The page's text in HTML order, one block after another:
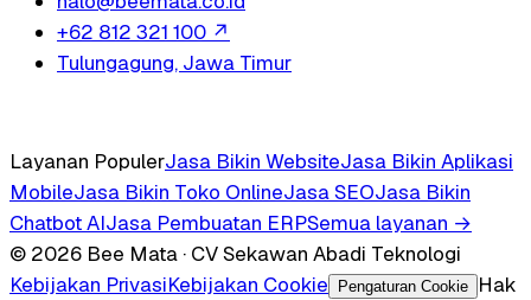
+62 812 321 100 ↗
Tulungagung, Jawa Timur
Layanan PopulerJasa Bikin WebsiteJasa Bikin Aplikasi
MobileJasa Bikin Toko OnlineJasa SEOJasa Bikin
Chatbot AIJasa Pembuatan ERPSemua layanan →
© 2026 Bee Mata · CV Sekawan Abadi Teknologi
Kebijakan PrivasiKebijakan Cookie Pengaturan Cookie
Hak